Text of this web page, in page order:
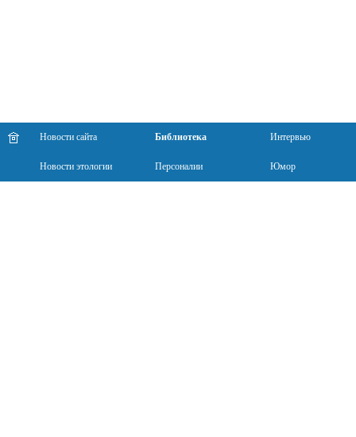
Новости сайта Библиотека Интервью
Новости этологии Персоналии Юмор